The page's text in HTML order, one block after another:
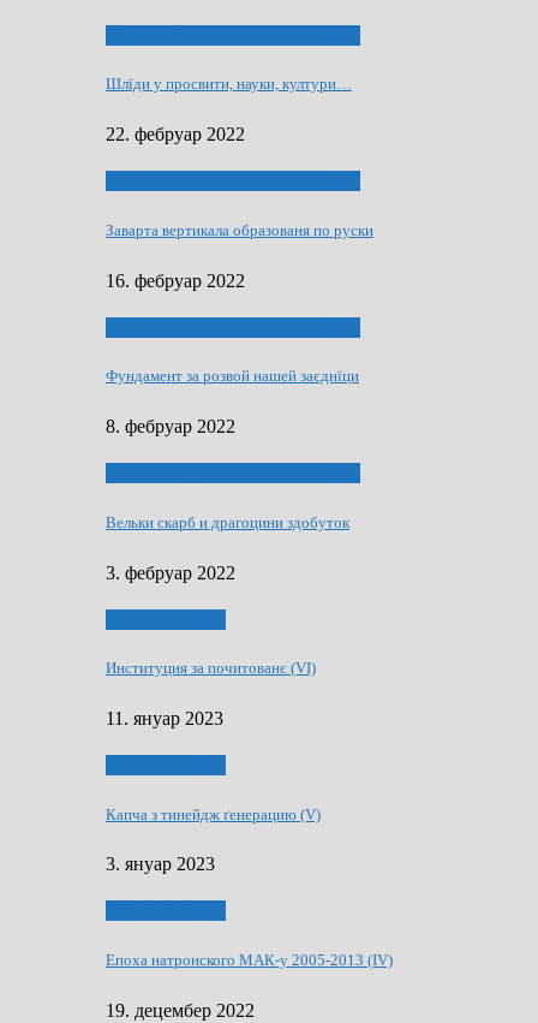
Шлїди у просвити, науки, култури…
22. фебруар 2022
Заварта вертикала образованя по руски
16. фебруар 2022
Фундамент за розвой нашей заєднїци
8. фебруар 2022
Вельки скарб и драгоцини здобуток
3. фебруар 2022
Институция за почитованє (VI)
11. януар 2023
Капча з тинейдж ґенерацию (V)
3. януар 2023
Епоха натронского МАК-у 2005-2013 (IV)
19. децембер 2022